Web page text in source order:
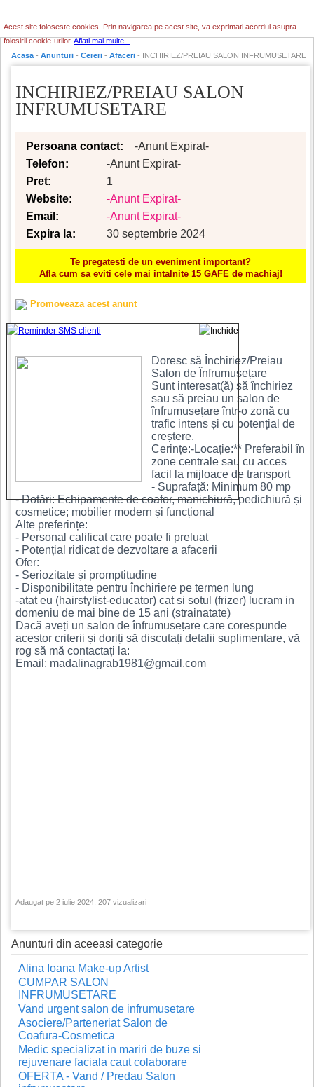
Acest site foloseste cookies. Prin navigarea pe acest site, va exprimati acordul asupra
folosirii cookie-urilor.Aflati mai multe...
Acasa - Anunturi - Cereri - Afaceri - INCHIRIEZ/PREIAU SALON INFRUMUSETARE
INCHIRIEZ/PREIAU SALON
INFRUMUSETARE
Persoana contact:
-Anunt Expirat-
Telefon:
-Anunt Expirat-
Pret:
1
Website:
-Anunt Expirat-
Email:
-Anunt Expirat-
Expira la:
30 septembrie 2024
Te pregatesti de un eveniment important?
Afla cum sa eviti cele mai intalnite 15 GAFE de machiaj!
Promoveaza acest anunt
Doresc să Închiriez/Preiau
Salon de Înfrumusețare
Sunt interesat(ă) să închiriez
sau să preiau un salon de
înfrumusețare într-o zonă cu
trafic intens și cu potențial de
creștere.
Cerințe:-Locație:** Preferabil în
zone centrale sau cu acces
facil la mijloace de transport
- Suprafață: Minimum 80 mp
- Dotări: Echipamente de coafor, manichiură, pedichiură și
cosmetice; mobilier modern și funcțional
Alte preferințe:
- Personal calificat care poate fi preluat
- Potențial ridicat de dezvoltare a afacerii
Ofer:
- Seriozitate și promptitudine
- Disponibilitate pentru închiriere pe termen lung
-atat eu (hairstylist-educator) cat si sotul (frizer) lucram in
domeniu de mai bine de 15 ani (strainatate)
Dacă aveți un salon de înfrumusețare care corespunde
acestor criterii și doriți să discutați detalii suplimentare, vă
rog să mă contactați la:
Email: madalinagrab1981@gmail.com
Adaugat pe 2 iulie 2024, 207 vizualizari
Anunturi din aceeasi categorie
Alina Ioana Make-up Artist
CUMPAR SALON
INFRUMUSETARE
Vand urgent salon de infrumusetare
Asociere/Parteneriat Salon de
Coafura-Cosmetica
Medic specializat in mariri de buze si
rejuvenare faciala caut colaborare
OFERTA - Vand / Predau Salon